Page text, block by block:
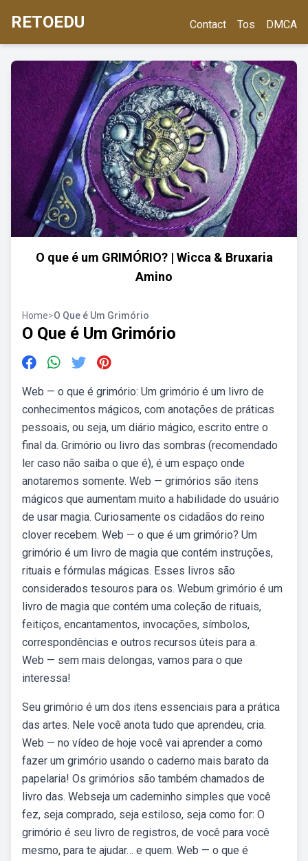
RETOEDU Contact Tos DMCA
O que é um GRIMÓRIO? | Wicca & Bruxaria
Amino
Home>O Que é Um Grimório
O Que é Um Grimório
Web — o que é grimório: Um grimório é um livro de
conhecimentos mágicos, com anotações de práticas
pessoais, ou seja, um diário mágico, escrito entre o
final da. Grimório ou livro das sombras (recomendado
ler caso não saiba o que é), é um espaço onde
anotaremos somente. Web — grimórios são itens
mágicos que aumentam muito a habilidade do usuário
de usar magia. Curiosamente os cidadãos do reino
clover recebem. Web — o que é um grimório? Um
grimório é um livro de magia que contém instruções,
rituais e fórmulas mágicas. Esses livros são
considerados tesouros para os. Webum grimório é um
livro de magia que contém uma coleção de rituais,
feitiços, encantamentos, invocações, símbolos,
correspondências e outros recursos úteis para a.
Web — sem mais delongas, vamos para o que
interessa!
Seu grimório é um dos itens essenciais para a prática
das artes. Nele você anota tudo que aprendeu, cria.
Web — no vídeo de hoje você vai aprender a como
fazer um grimório usando o caderno mais barato da
papelaria! Os grimórios são também chamados de
livro das. Webseja um caderninho simples que você
fez, seja comprado, seja estiloso, seja como for: O
grimório é seu livro de registros, de você para você
mesmo, para te ajudar… e quem. Web — o que é